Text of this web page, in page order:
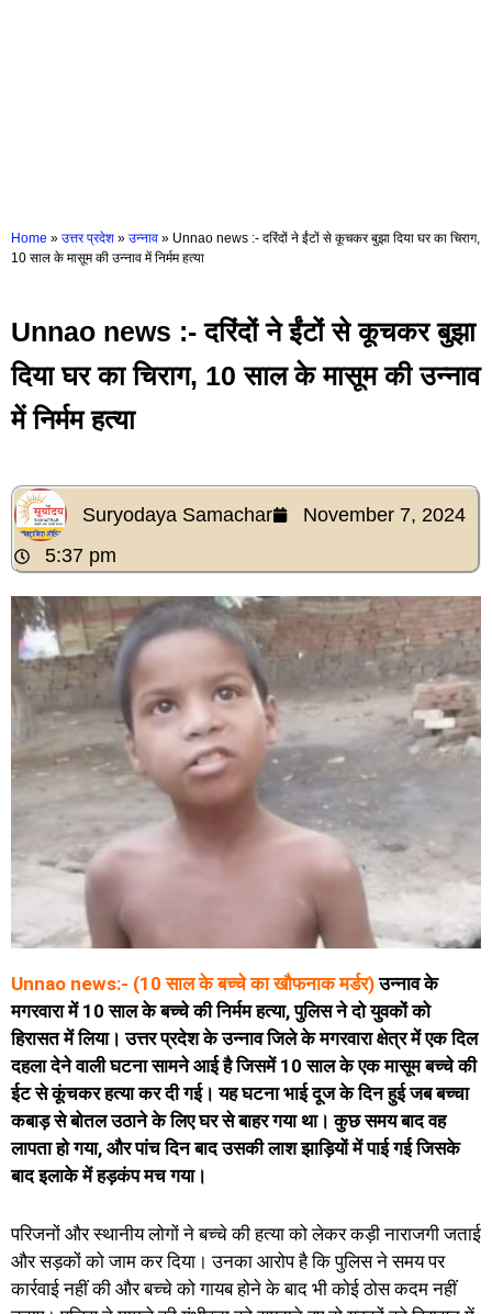
Home » उत्तर प्रदेश » उन्नाव » Unnao news :- दरिंदों ने ईंटों से कूचकर बुझा दिया घर का चिराग,
10 साल के मासूम की उन्नाव में निर्मम हत्या
Unnao news :- दरिंदों ने ईंटों से कूचकर बुझा
दिया घर का चिराग, 10 साल के मासूम की उन्नाव
में निर्मम हत्या
Suryodaya Samachar
November 7, 2024
5:37 pm
Unnao news:- (10 साल के बच्चे का खौफनाक मर्डर)उन्नाव के
मगरवारा में 10 साल के बच्चे की निर्मम हत्या, पुलिस ने दो युवकों को
हिरासत में लिया। उत्तर प्रदेश के उन्नाव जिले के मगरवारा क्षेत्र में एक दिल
दहला देने वाली घटना सामने आई है जिसमें 10 साल के एक मासूम बच्चे की
ईट से कूंचकर हत्या कर दी गई। यह घटना भाई दूज के दिन हुई जब बच्चा
कबाड़ से बोतल उठाने के लिए घर से बाहर गया था। कुछ समय बाद वह
लापता हो गया, और पांच दिन बाद उसकी लाश झाड़ियों में पाई गई जिसके
बाद इलाके में हड़कंप मच गया।
परिजनों और स्थानीय लोगों ने बच्चे की हत्या को लेकर कड़ी नाराजगी जताई
और सड़कों को जाम कर दिया। उनका आरोप है कि पुलिस ने समय पर
कार्रवाई नहीं की और बच्चे को गायब होने के बाद भी कोई ठोस कदम नहीं